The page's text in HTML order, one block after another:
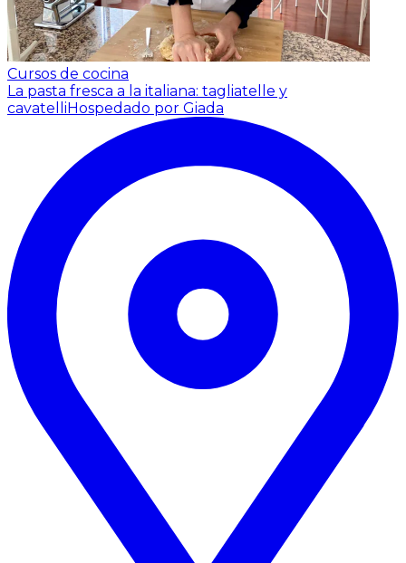
Cursos de cocina
La pasta fresca a la italiana: tagliatelle y
cavatelli Hospedado por Giada